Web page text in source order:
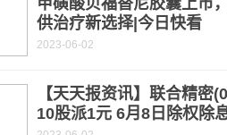
甲磺酸贝福替尼胶囊上市
供治疗新选择|今日快看
2023-06-02
【天天报资讯】联合精密
10股派1元 6月8日除权除